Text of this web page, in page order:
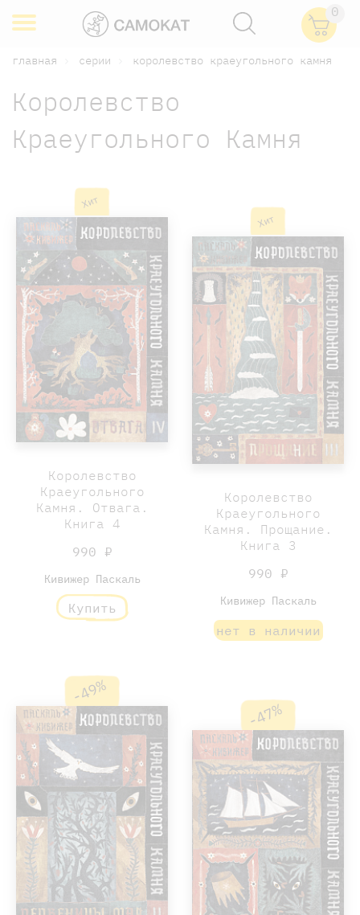
0
главная серии королевство краеугольного камня
Королевство
Краеугольного Камня
Хит
Королевство
Краеугольного
Камня. Отвага.
Книга 4
990 ₽
Кивижер Паскаль
Купить
Хит
Королевство
Краеугольного
Камня. Прощание.
Книга 3
990 ₽
Кивижер Паскаль
нет в наличии
-49%
-47%